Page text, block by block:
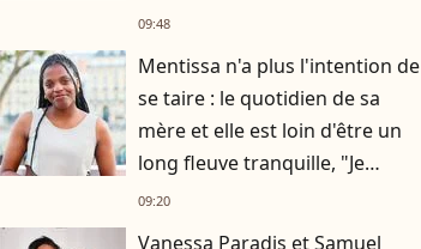
09:48
Mentissa n'a plus l'intention de
se taire : le quotidien de sa
mère et elle est loin d'être un
long fleuve tranquille, "Je
n'aurais jamais cru en parler
09:20
Vanessa Paradis et Samuel